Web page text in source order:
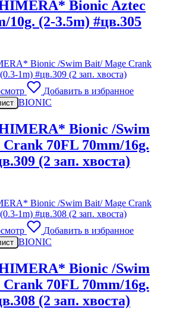
Bionic Aztec
10g. (2-3.5m) #цв.305
Добавить в избранное
BIONIC
Bionic /Swim
70FL 70mm/16g.
(2 зап. хвоста)
Добавить в избранное
BIONIC
Bionic /Swim
70FL 70mm/16g.
(2 зап. хвоста)